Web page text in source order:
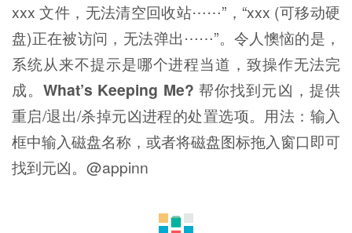
xxx 文件，无法清空回收站⋯⋯”，“xxx (可移动硬
盘)正在被访问，无法弹出⋯⋯”。令人懊恼的是，
系统从来不提示是哪个进程当道，致操作无法完
成。What’s Keeping Me? 帮你找到元凶，提供
重启/退出/杀掉元凶进程的处置选项。用法：输入
框中输入磁盘名称，或者将磁盘图标拖入窗口即可
找到元凶。@appinn